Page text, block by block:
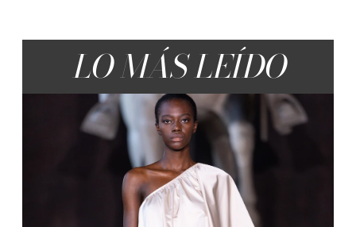
LO MÁS LEÍDO